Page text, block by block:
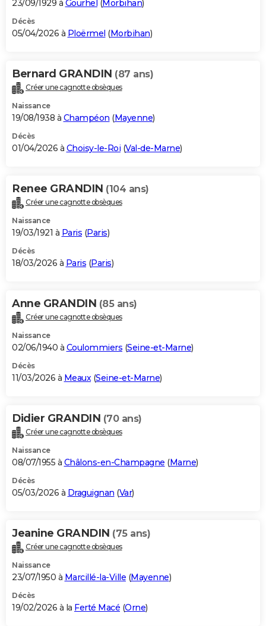
23/09/1929 à Gourhel (Morbihan)
Décès
05/04/2026 à Ploërmel (Morbihan)
Bernard GRANDIN (87 ans)
Créer une cagnotte obsèques
Naissance
19/08/1938 à Champéon (Mayenne)
Décès
01/04/2026 à Choisy-le-Roi (Val-de-Marne)
Renee GRANDIN (104 ans)
Créer une cagnotte obsèques
Naissance
19/03/1921 à Paris (Paris)
Décès
18/03/2026 à Paris (Paris)
Anne GRANDIN (85 ans)
Créer une cagnotte obsèques
Naissance
02/06/1940 à Coulommiers (Seine-et-Marne)
Décès
11/03/2026 à Meaux(Seine-et-Marne)
Didier GRANDIN (70 ans)
Créer une cagnotte obsèques
Naissance
08/07/1955 à Châlons-en-Champagne (Marne)
Décès
05/03/2026 à Draguignan (Var)
Jeanine GRANDIN (75 ans)
Créer une cagnotte obsèques
Naissance
23/07/1950 à Marcillé-la-Ville (Mayenne)
Décès
19/02/2026 à la Ferté Macé (Orne)